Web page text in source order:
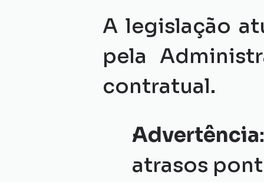
A legislação
pela
contratual.
Advertência
atrasos